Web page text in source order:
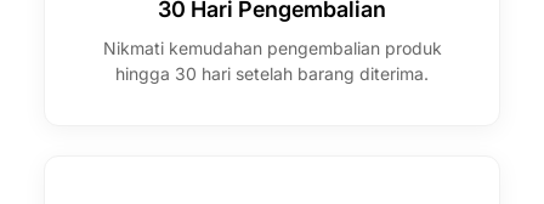
30 Hari Pengembalian
Nikmati kemudahan pengembalian produk
hingga 30 hari setelah barang diterima.